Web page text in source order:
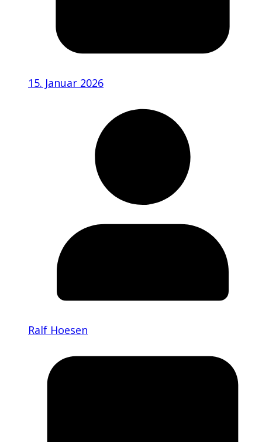
15. Januar 2026
Ralf Hoesen